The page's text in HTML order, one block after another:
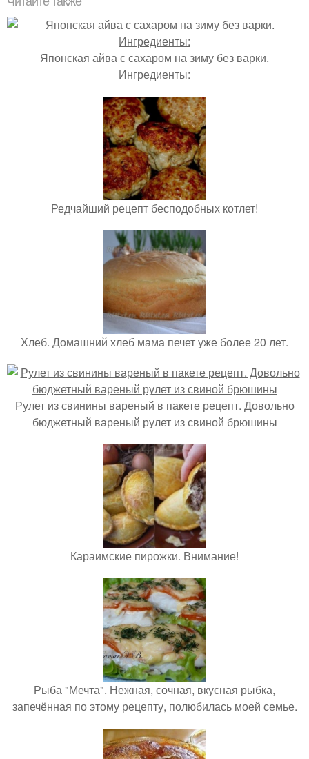
Японская айва с сахаром на зиму без варки.
Ингредиенты:
Редчайший рецепт бесподобных котлет!
Хлеб. Домашний хлеб мама печет уже более 20 лет.
Рулет из свинины вареный в пакете рецепт. Довольно
бюджетный вареный рулет из свиной брюшины
Караимские пирожки. Внимание!
Рыба "Мечта". Нежная, сочная, вкусная рыбка,
запечённая по этому рецепту, полюбилась моей семье.